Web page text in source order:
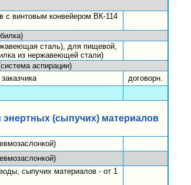
с винтовым конвейером ВК-114
сталь), для пищевой,
из нержавеющей стали)
аспирации)
договорн.
(сыпучих) материалов
сыпучих материалов - от 1